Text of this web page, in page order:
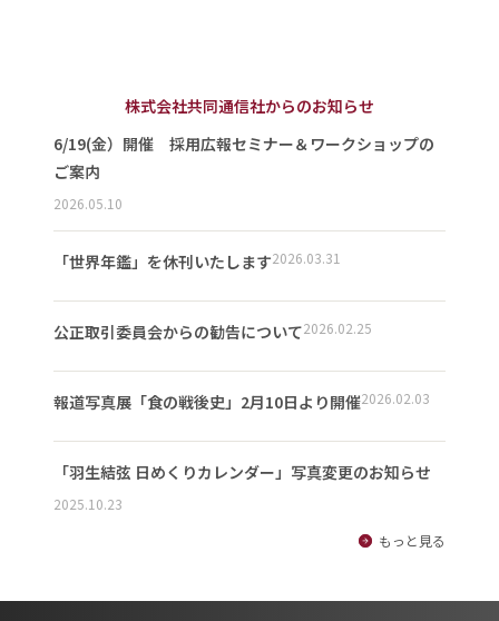
株式会社共同通信社からのお知らせ
6/19(金）開催 採用広報セミナー＆ワークショップの
ご案内
2026.05.10
「世界年鑑」を休刊いたします2026.03.31
公正取引委員会からの勧告について2026.02.25
報道写真展「食の戦後史」2月10日より開催2026.02.03
「羽生結弦 日めくりカレンダー」写真変更のお知らせ
2025.10.23
もっと見る